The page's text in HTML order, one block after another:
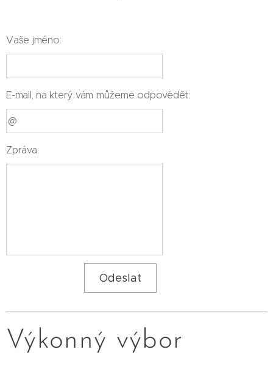
Vaše jméno:
E-mail, na který vám můžeme odpovědět:
Zpráva:
Odeslat
Výkonný výbor